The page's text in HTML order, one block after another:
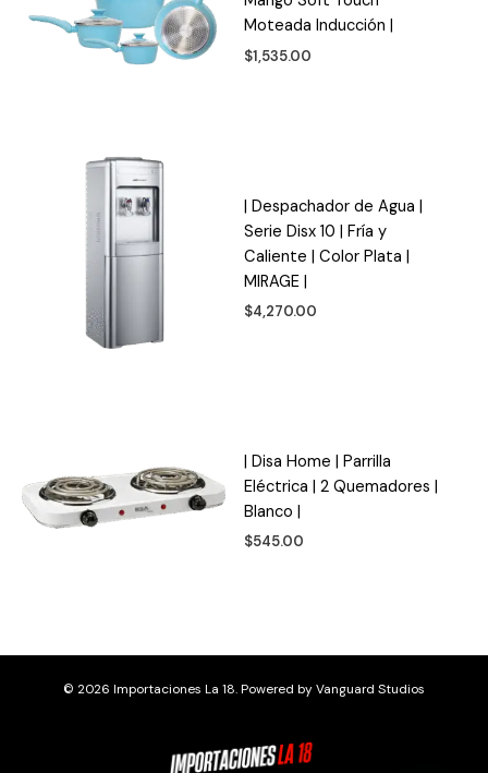
Moteada Inducción |
$1,535.00
| Despachador de Agua |
Serie Disx 10 | Fría y
Caliente | Color Plata |
MIRAGE |
$4,270.00
| Disa Home | Parrilla
Eléctrica | 2 Quemadores |
Blanco |
$545.00
© 2026 Importaciones La 18. Powered byVanguard Studios